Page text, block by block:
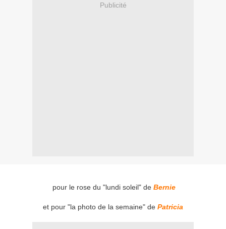
Publicité
pour le rose du "lundi soleil" de Bernie
et pour "la photo de la semaine" de Patricia